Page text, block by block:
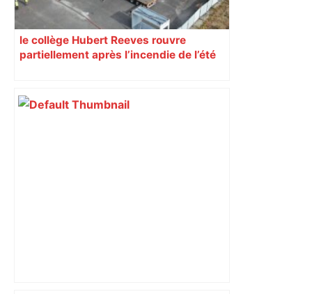
le collège Hubert Reeves rouvre
partiellement après l’incendie de l’été